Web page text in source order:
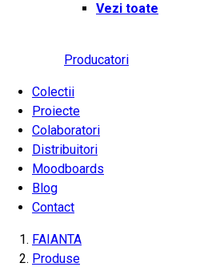
Vezi toate
Producatori
Colectii
Proiecte
Colaboratori
Distribuitori
Moodboards
Blog
Contact
FAIANTA
Produse